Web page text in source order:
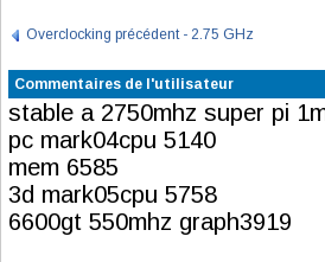
Overclocking précédent - 2.75 GHz
Commentaires de l'utilisateur
stable a 2750mhz super pi
pc mark04cpu 5140
mem 6585
3d mark05cpu 5758
6600gt 550mhz graph3919